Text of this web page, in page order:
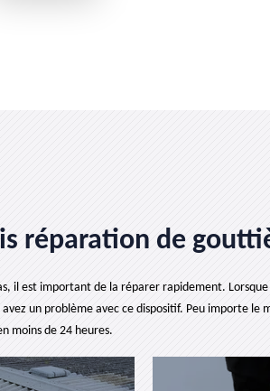
réparation de
il est important de la réparer rapidement.
un problème avec ce dispositif. Peu importe
moins de 24 heures.